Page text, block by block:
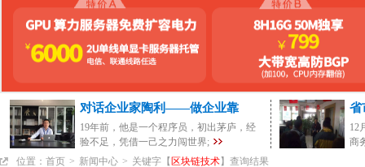
对话企业家陶利——做企业靠
19年前，他是一个程序员，初出茅庐，经
验不足，凭借一己之力闯世界;
省
12
商
位置： 首页 > 新闻中心 > 关键字【 区块链技术】查询结果